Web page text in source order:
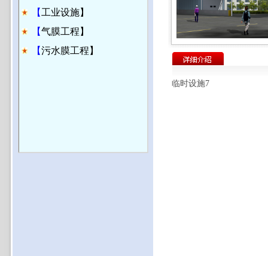
【 工业设施】
【气膜工程】
【污水膜工程】
临时设施7